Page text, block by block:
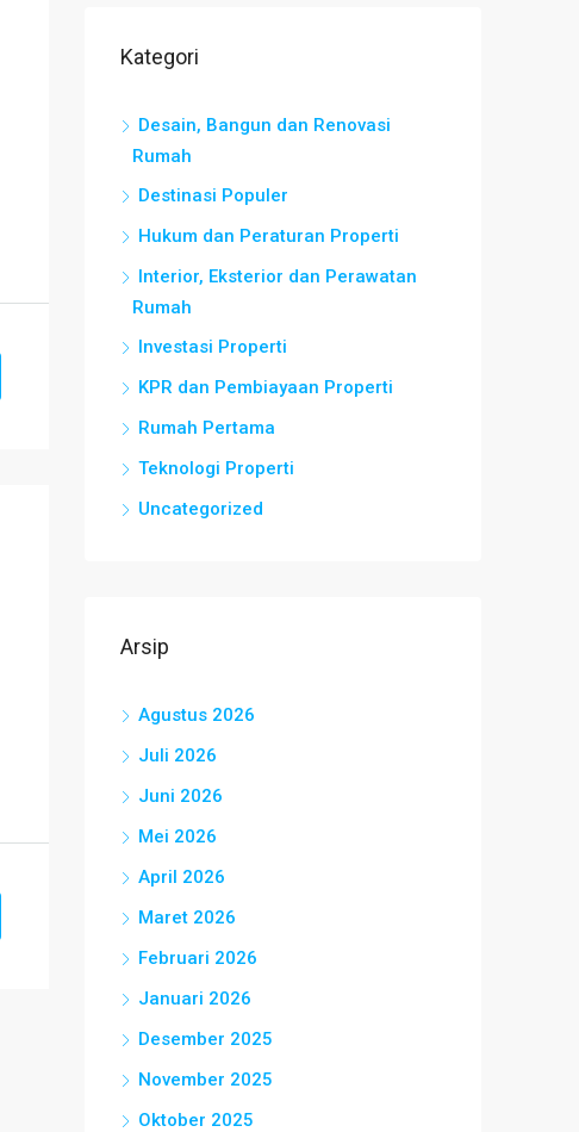
Kategori
Desain, Bangun dan Renovasi
Rumah
Destinasi Populer
Hukum dan Peraturan Properti
Interior, Eksterior dan Perawatan
Rumah
Investasi Properti
KPR dan Pembiayaan Properti
Rumah Pertama
Teknologi Properti
Uncategorized
Arsip
Agustus 2026
Juli 2026
Juni 2026
Mei 2026
April 2026
Maret 2026
Februari 2026
Januari 2026
Desember 2025
November 2025
Oktober 2025